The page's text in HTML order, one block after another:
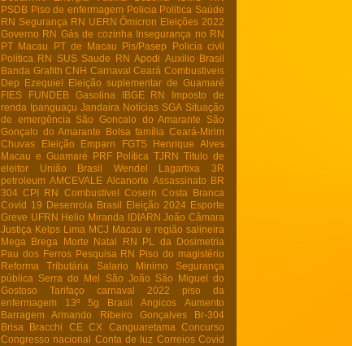
PSDB Piso de enfermagem Policia Politica Saúde
RN Segurança RN UERN Ômicron Eleições 2022
Governo RN Gás de cozinha Insegurança no RN
PT Macau
PT de Macau Pis/Pasep
Policia civil
Política RN
SUS Saude RN Apodi Auxilio Brasil
Banda Grafith CNH Carnaval Ceará Combustiveis
Dep Ezequiel
Eleição suplementar de Guamaré
FIES
FUNDEB Gasolina IBGE RN
Imposto de
renda Ipanguaçu Jandaira Notícias SGA Situação
de emergência
São Goncalo do Amarante
São
Gonçalo do Amarante
Bolsa família Ceará-Mirim
Chuvas
Eleição Emparn FGTS
Henrique Alves
Macau e Guamaré
PRF Política TJRN Titulo de
eleitor
União Brasil Wendel Lagartixa
3R
petroleum AMCEVALE Alcanorte Assassinato BR
304 CPI RN Combustivel Cosern Costa Branca
Covid 19 Desenrola Brasil Eleição 2024 Esporte
Greve UFRN Helio Miranda IDIARN João Câmara
Justiça Kelps Lima MCJ Macau e região salineira
Mega Brega
Morte Natal RN
PL da Dosimetria
Pau dos Ferros Pesquisa RN Piso do magistério
Reforma Tributária
Salario Minimo
Segurança
pública
Serra do Mel São João
São Miguel do
Gostoso
Tarifaço carnaval 2022
piso da
enfermagem
13º 5g Brasil Angicos
Aumento
Barragem Armando Ribeiro Gonçalves
Br-304
Brisa Bracchi
CE CX Canguaretama
Concurso
Congresso nacional Conta de luz Correios Covid